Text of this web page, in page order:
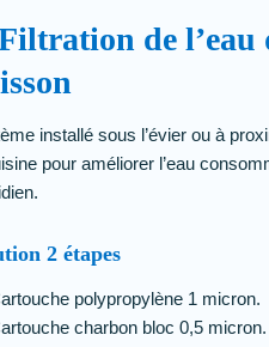
de l’eau
installé sous l’évier ou à
pour améliorer l’eau
2 étapes
polypropylène 1 micron.
charbon bloc 0,5 micron.